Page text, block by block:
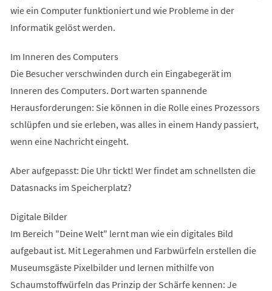
wie ein Computer funktioniert und wie Probleme in der
Informatik gelöst werden.
Im Inneren des Computers
Die Besucher verschwinden durch ein Eingabegerät im
Inneren des Computers. Dort warten spannende
Herausforderungen: Sie können in die Rolle eines Prozessors
schlüpfen und sie erleben, was alles in einem Handy passiert,
wenn eine Nachricht eingeht.
Aber aufgepasst: Die Uhr tickt! Wer findet am schnellsten die
Datasnacks im Speicherplatz?
Digitale Bilder
Im Bereich "Deine Welt" lernt man wie ein digitales Bild
aufgebaut ist. Mit Legerahmen und Farbwürfeln erstellen die
Museumsgäste Pixelbilder und lernen mithilfe von
Schaumstoffwürfeln das Prinzip der Schärfe kennen: Je